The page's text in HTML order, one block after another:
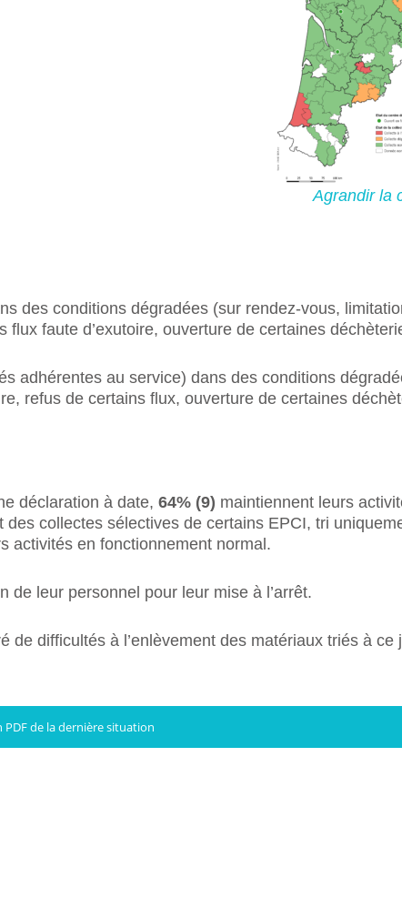
Agrandir la
des conditions dégradées (sur rendez-vous,
faute d’exutoire, ouverture de certaines
adhérentes au service) dans des conditions
refus de certains flux, ouverture de certaines
déclaration à date, 64% (9) maintiennent leurs
collectes sélectives de certains EPCI, tri
activités en fonctionnement normal.
leur personnel pour leur mise à l’arrêt.
de difficultés à l’enlèvement des matériaux triés à ce
PDF de la dernière situation